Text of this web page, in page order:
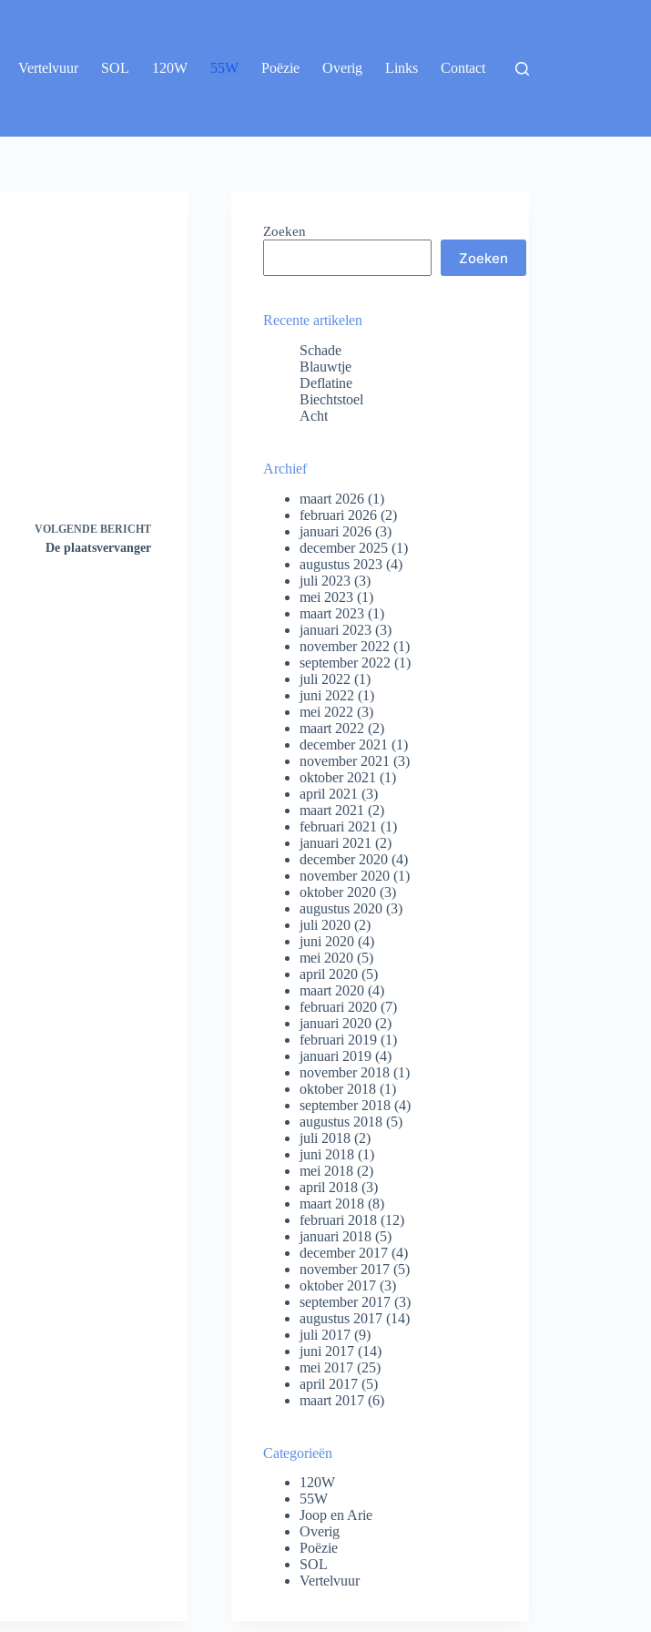
Vertelvuur SOL 120W 55W Poëzie Overig Links Contact
VOLGENDE BERICHT
De plaatsvervanger
Zoeken
Zoeken
Recente artikelen
Schade
Blauwtje
Deflatine
Biechtstoel
Acht
Archief
maart 2026 (1)
februari 2026 (2)
januari 2026 (3)
december 2025 (1)
augustus 2023 (4)
juli 2023 (3)
mei 2023 (1)
maart 2023 (1)
januari 2023 (3)
november 2022 (1)
september 2022 (1)
juli 2022 (1)
juni 2022 (1)
mei 2022 (3)
maart 2022 (2)
december 2021 (1)
november 2021 (3)
oktober 2021 (1)
april 2021 (3)
maart 2021 (2)
februari 2021 (1)
januari 2021 (2)
december 2020 (4)
november 2020 (1)
oktober 2020 (3)
augustus 2020 (3)
juli 2020 (2)
juni 2020 (4)
mei 2020 (5)
april 2020 (5)
maart 2020 (4)
februari 2020 (7)
januari 2020 (2)
februari 2019 (1)
januari 2019 (4)
november 2018 (1)
oktober 2018 (1)
september 2018 (4)
augustus 2018 (5)
juli 2018 (2)
juni 2018 (1)
mei 2018 (2)
april 2018 (3)
maart 2018 (8)
februari 2018 (12)
januari 2018 (5)
december 2017 (4)
november 2017 (5)
oktober 2017 (3)
september 2017 (3)
augustus 2017 (14)
juli 2017 (9)
juni 2017 (14)
mei 2017 (25)
april 2017 (5)
maart 2017 (6)
Categorieën
120W
55W
Joop en Arie
Overig
Poëzie
SOL
Vertelvuur